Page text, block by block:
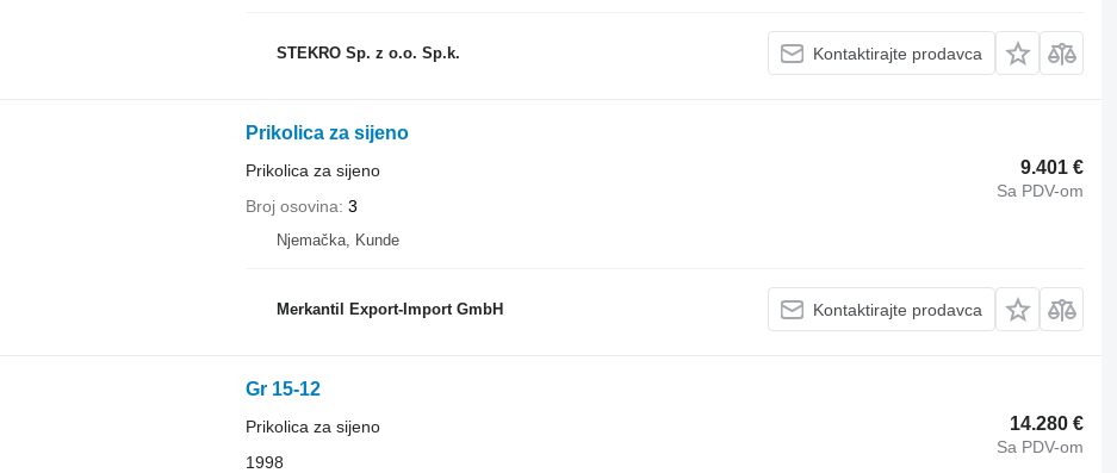
STEKRO Sp. z o.o. Sp.k. Kontaktirajte prodavca
Prikolica za sijeno
9.401 €
Sa PDV-om
Prikolica za sijeno
Broj osovina 3
Njemačka, Kunde
Merkantil Export-Import GmbH Kontaktirajte prodavca
Gr 15-12
14.280 €
Sa PDV-om
Prikolica za sijeno
1998